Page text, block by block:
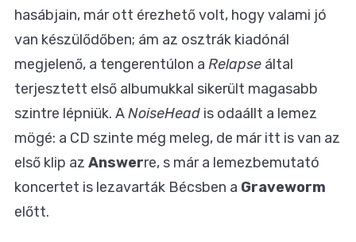
hasábjain, már ott érezhető volt, hogy valami jó
van készülődőben; ám az osztrák kiadónál
megjelenő, a tengerentúlon a Relapse által
terjesztett első albumukkal sikerült magasabb
szintre lépniük. ANoiseHead is odaállt a lemez
mögé: a CD szinte még meleg, de már itt is van az
első klip az Answerre, s már a lemezbemutató
koncertet is lezavarták Bécsben a Graveworm
előtt.